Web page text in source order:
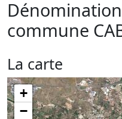
commune
La carte
+
−